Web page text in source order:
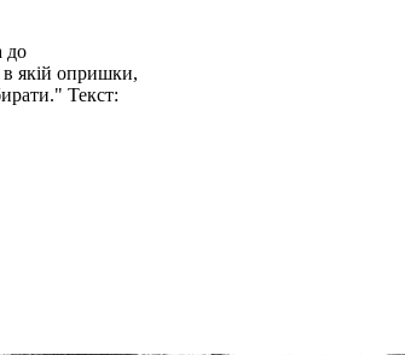
до
в якій опришки,
Текст: